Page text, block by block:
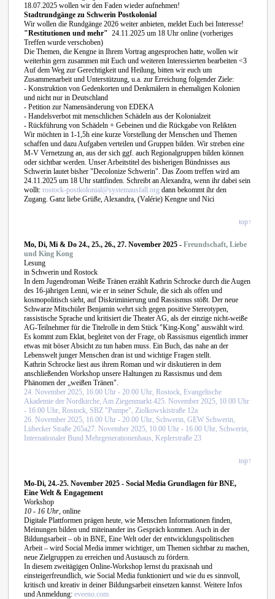
18.07.2025 wollen wir den Faden wieder aufnehmen!
Stadtrundgänge zu Schwerin Postkolonial
Wir wollen die Rundgänge 2026 weiter anbieten, meldet Euch bei Interesse!
"Restitutionen und mehr" 24.11.2025 um 18 Uhr online (vorheriges
Treffen wurde verschoben)
Die Themen, die Kengne in Ihrem Vortrag angesprochen hatte, wollen wir
weiterhin gern zusammen mit Euch und weiteren Interessierten bearbeiten <3
Auf dem Weg zur Gerechtigkeit und Heilung, bitten wir euch um
Zusammenarbeit und Unterstützung, u.a. zur Erreichung folgender Ziele:
- Konstruktion von Gedenkorten und Denkmälern in ehemaligen Kolonien
und nicht nur in Deutschland
- Petition zur Namensänderung von EDEKA
- Handelsverbot mit menschlichen Schädeln aus der Kolonialzeit
- Rückführung von Schädeln + Gebeinen und die Rückgabe von Relikten
Wir möchten in 1-1,5h eine kurze Vorstellung der Menschen und Themen
schaffen und dazu Aufgaben verteilen und Gruppen bilden. Wir streben eine
M-V Vernetzung an, aus der sich ggf. auch Regionalgruppen bilden können
oder sichtbar werden. Unser Arbeitstitel des bisherigen Bündnisses aus
Schwerin lautet bisher "Decolonize Schwerin". Das Zoom treffen wird am
24.11.2025 um 18 Uhr stattfinden. Schreibt an Alexandra, wenn ihr dabei sein
wollt:rostock-postkolonial@systemausfall.orgdann bekommt ihr den
Zugang. Ganz liebe Grüße, Alexandra, (Valérie) Kengne und Nici
top↑
Mo, Di, Mi & Do 24., 25., 26., 27. November 2025 - Freundschaft, Liebe
und King Kong
Lesung
in Schwerin und Rostock
In dem Jugendroman Weiße Tränen erzählt Kathrin Schrocke durch die Augen
des 16-jährigen Lenni, wie er in seiner Schule, die sich als offen und
kosmopolitisch sieht, auf Diskriminierung und Rassismus stößt. Der neue
Schwarze Mitschüler Benjamin wehrt sich gegen positive Stereotypen,
rassistische Sprache und kritisiert die Theater AG, als der einzige nicht-weiße
AG-Teilnehmer für die Titelrolle in dem Stück "King-Kong" auswählt wird.
Es kommt zum Eklat, begleitet von der Frage, ob Rassismus eigentlich immer
etwas mit böser Absicht zu tun haben muss. Ein Buch, das nahe an der
Lebenswelt junger Menschen dran ist und wichtige Fragen stellt.
Kathrin Schrocke liest aus ihrem Roman und wir diskutieren in dem
anschließenden Workshop unsere Haltungen zu Rassismus und dem
Phänomen der „weißen Tränen".
24. November 2025, 16.00 Uhr - 20.00 Uhr, Rostock, Evangelische
Akademie der Nordkirche, Am Ziegenmarkt 425. November 2025, 10.00 Uhr
- 16.00 Uhr, Rostock, SBZ "Pumpe", Ziolkowskistraße 12a
26. November 2025, 16.00 Uhr - 20.00 Uhr, Schwerin, GEW Schwerin,
Lübecker Straße 265a27. November 2025, 10.00 Uhr - 16.00 Uhr, Schwerin,
Internationaler Bund Mehrgenerationenhaus, Keplerstraße 23
top↑
Mo-Di, 24.-25. November 2025 - Social Media Grundlagen für BNE,
Eine Welt & Engagement
Workshop
10 - 16 Uhr, online
Digitale Plattformen prägen heute, wie Menschen Informationen finden,
Meinungen bilden und miteinander ins Gespräch kommen. Auch in der
Bildungsarbeit – ob in BNE, Eine Welt oder der entwicklungspolitischen
Arbeit – wird Social Media immer wichtiger, um Themen sichtbar zu machen,
neue Zielgruppen zu erreichen und Austausch zu fördern.
In diesem zweitägigen Online-Workshop lernst du praxisnah und
einsteigerfreundlich, wie Social Media funktioniert und wie du es sinnvoll,
kritisch und kreativ in deiner Bildungsarbeit einsetzen kannst. Weitere Infos
und Anmeldung: eveeno.com